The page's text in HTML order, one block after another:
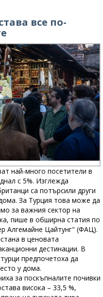
все по-
най-много посетители в
с 5%. Изглежда
са потърсили други
За Турция това може да
за важния сектор на
пише в обширна статия по
Алгемайне Цайтунг" (ФАЦ).
в ценовата
дестинации. В
предпочетоха да
у дома.
за поскъпналите почивки
висока – 33,5 %,